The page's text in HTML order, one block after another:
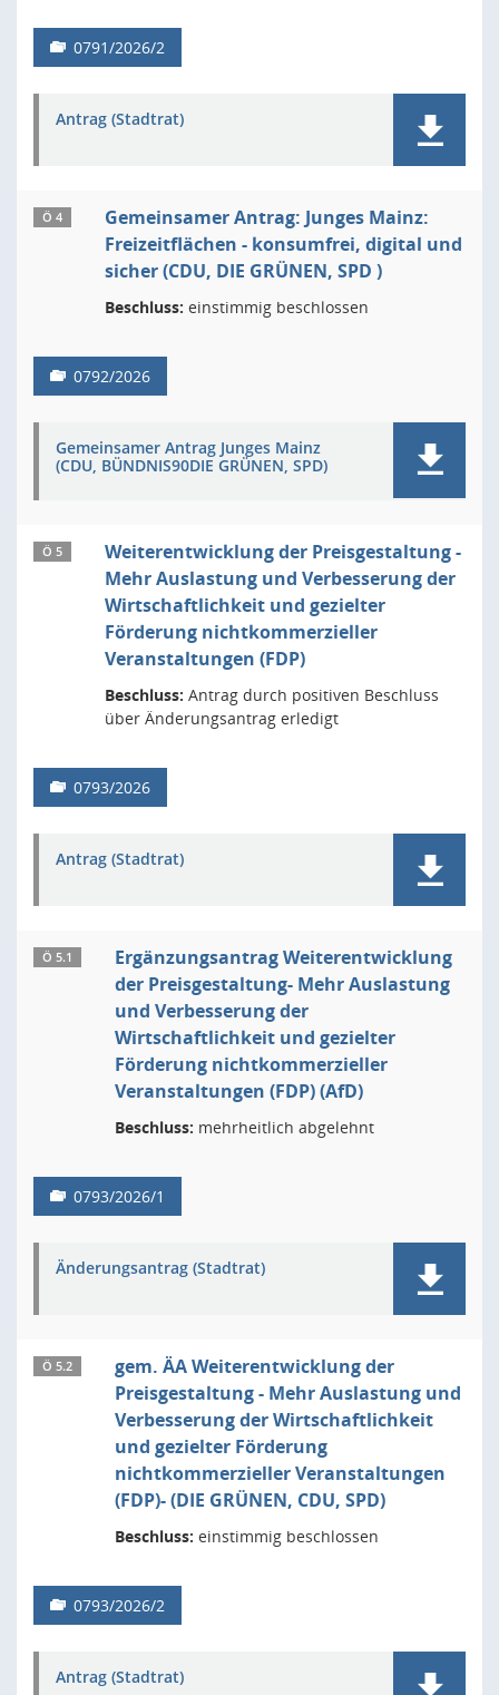
0791/2026/2
Antrag (Stadtrat)
Ö 4
Gemeinsamer Antrag: Junges Mainz:
Freizeitflächen - konsumfrei, digital und
sicher (CDU, DIE GRÜNEN, SPD )
Beschluss: einstimmig beschlossen
0792/2026
Gemeinsamer Antrag Junges Mainz
(CDU, BÜNDNIS90DIE GRÜNEN, SPD)
Ö 5
Weiterentwicklung der Preisgestaltung -
Mehr Auslastung und Verbesserung der
Wirtschaftlichkeit und gezielter
Förderung nichtkommerzieller
Veranstaltungen (FDP)
Beschluss: Antrag durch positiven Beschluss
über Änderungsantrag erledigt
0793/2026
Antrag (Stadtrat)
Ö 5.1
Ergänzungsantrag Weiterentwicklung
der Preisgestaltung- Mehr Auslastung
und Verbesserung der
Wirtschaftlichkeit und gezielter
Förderung nichtkommerzieller
Veranstaltungen (FDP) (AfD)
Beschluss: mehrheitlich abgelehnt
0793/2026/1
Änderungsantrag (Stadtrat)
Ö 5.2
gem. ÄA Weiterentwicklung der
Preisgestaltung - Mehr Auslastung und
Verbesserung der Wirtschaftlichkeit
und gezielter Förderung
nichtkommerzieller Veranstaltungen
(FDP)- (DIE GRÜNEN, CDU, SPD)
Beschluss: einstimmig beschlossen
0793/2026/2
Antrag (Stadtrat)